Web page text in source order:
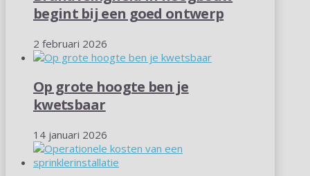
begint bij een goed ontwerp
2 februari 2026
Op grote hoogte ben je
kwetsbaar
14 januari 2026